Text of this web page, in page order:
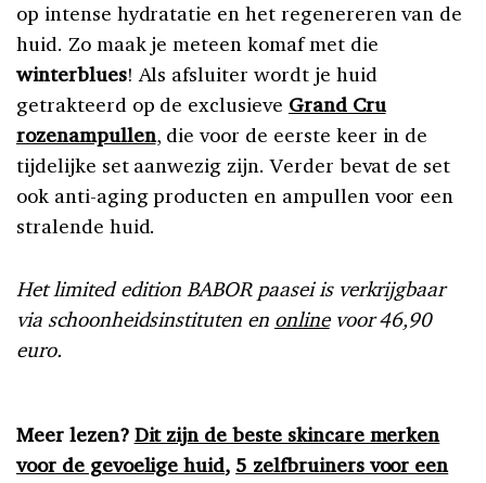
op intense hydratatie en het regenereren van de
huid. Zo maak je meteen komaf met die
winterblues! Als afsluiter wordt je huid
getrakteerd op de exclusieve Grand Cru
rozenampullen, die voor de eerste keer in de
tijdelijke set aanwezig zijn. Verder bevat de set
ook anti-aging producten en ampullen voor een
stralende huid.
Het limited edition BABOR paasei is verkrijgbaar
via schoonheidsinstituten en onlinevoor 46,90
euro.
Meer lezen? Dit zijn de beste skincare merken
voor de gevoelige huid, 5 zelfbruiners voor een